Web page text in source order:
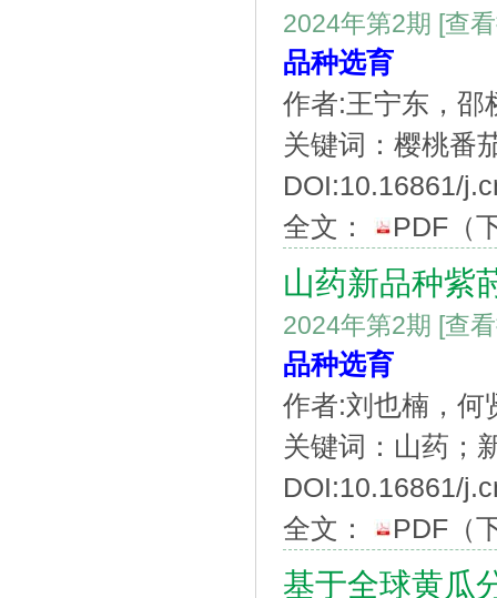
2024年第2期 [查
品种选育
作者:王宁东，邵
关键词：樱桃番
DOI:10.16861/
全文：
PDF （
山药新品种紫
2024年第2期 [查
品种选育
作者:刘也楠，何
关键词：山药；
DOI:10.16861/
全文：
PDF （
基于全球黄瓜